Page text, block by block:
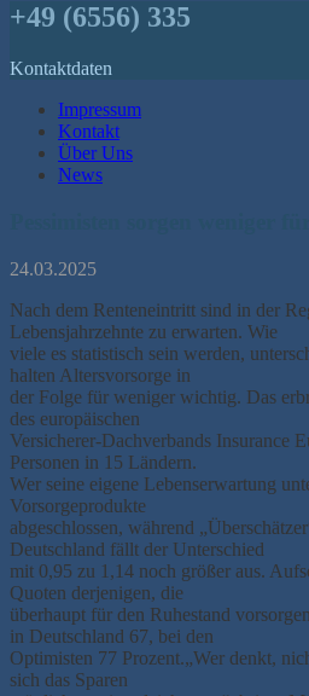
+49 (6556) 335
Kontaktdaten
Impressum
Kontakt
Über Uns
News
24.03.2025
Nach dem Renteneintritt sind in der
Lebensjahrzehnte zu erwarten. Wie
viele es statistisch sein werden,
halten Altersvorsorge in
der Folge für weniger wichtig. Das
des europäischen
Versicherer-Dachverbands Insurance
Personen in 15 Ländern.
Wer seine eigene Lebenserwartung
Vorsorgeprodukte
abgeschlossen, während
Deutschland fällt der Unterschied
mit 0,95 zu 1,14 noch größer aus.
Quoten derjenigen, die
überhaupt für den Ruhestand
in Deutschland 67, bei den
Optimisten 77 Prozent.„Wer denkt,
sich das Sparen